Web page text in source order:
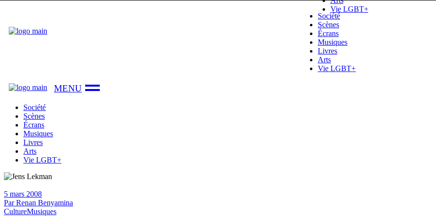
the
content
Société
Scènes
Écrans
Musiques
Livres
Arts
Vie LGBT+
Vie LGBT+
Société
Scènes
Écrans
Musiques
Livres
Arts
Vie LGBT+
5 mars 2008
ParRenan Benyamina
CultureMusiques